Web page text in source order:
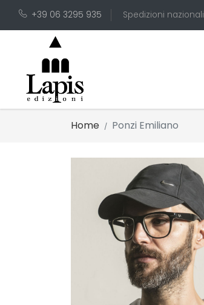
+39 06 3295 935 Spedizioni
Home Ponzi Emiliano